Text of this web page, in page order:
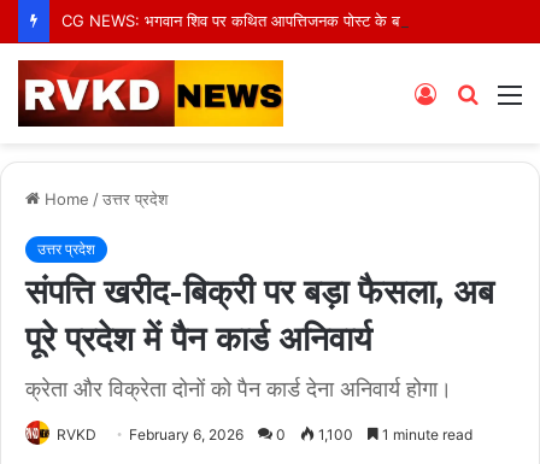
Search
Log
Home /उत्तर प्रदेश
उत्तर प्रदेश
संपत्ति खरीद-बिक्री पर बड़ा फैसला, अब
पूरे प्रदेश में पैन कार्ड अनिवार्य
क्रेता और विक्रेता दोनों को पैन कार्ड देना अनिवार्य होगा।
RVKD February 6, 2026 0 1,100 1 minute read